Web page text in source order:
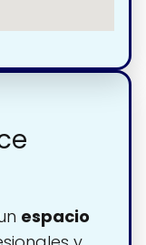
espacio